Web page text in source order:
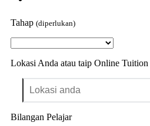
Tahap (diperlukan)
Lokasi Anda atau taip Online Tuition
Bilangan Pelajar